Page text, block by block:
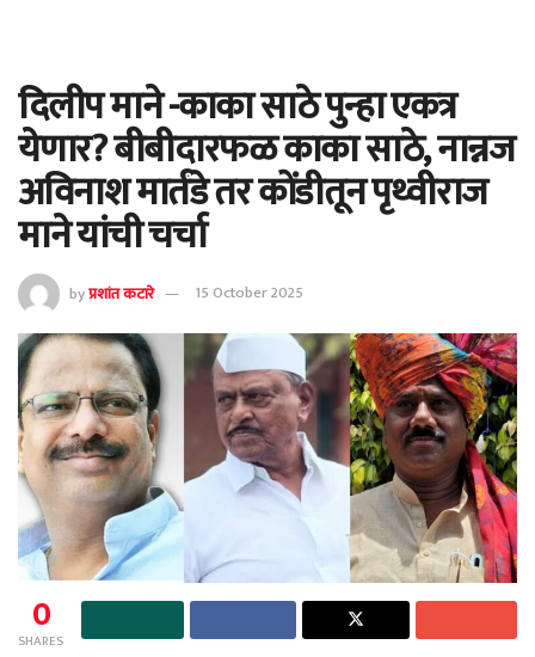
दिलीप माने -काका साठे पुन्हा एकत्र
येणार? बीबीदारफळ काका साठे, नान्नज
अविनाश मार्तंडे तर कोंडीतून पृथ्वीराज
माने यांची चर्चा
byप्रशांत कटारे 15 October 2025
0
SHARES